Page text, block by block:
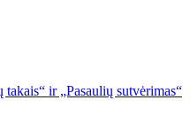
ir „Pasaulių sutvėrimas“